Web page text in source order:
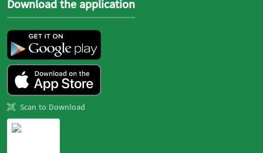
Download the application
Scan to Download